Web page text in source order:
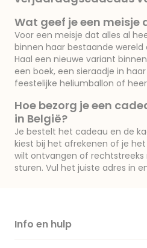
Wat geef je een meisje
Voor een meisje dat alles al
binnen haar bestaande wereld
Haal een nieuwe variant
een boek, een sieraadje in
feestelijke heliumballon of
Hoe bezorg je een
in België?
Je bestelt het cadeau en de
kiest bij het afrekenen of je
wilt ontvangen of rechtstreeks
sturen. Vul het juiste adres in
Info en hulp